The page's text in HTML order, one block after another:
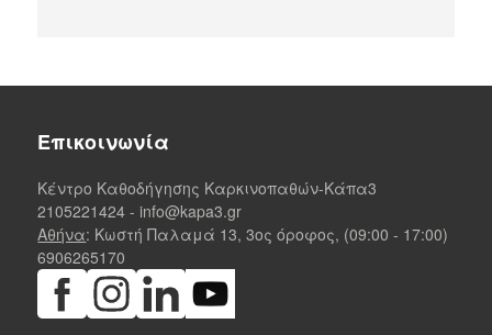
Επικοινωνία
Κέντρο Καθοδήγησης Καρκινοπαθών-Κάπα3
2105221424 - info@kapa3.gr
Αθήνα: Κωστή Παλαμά 13, 3ος όροφος, (09:00 - 17:00)
6906265170